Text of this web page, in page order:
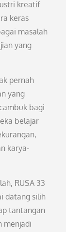
kreatif
keras
masalah
yang
pernah
yang
bagi
belajar
karya-
RUSA 33
datang silih
tantangan
menjadi